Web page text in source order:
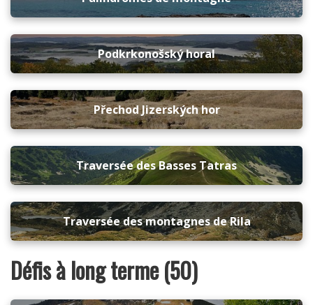
Podkrkonošský horal
Přechod Jizerských hor
Traversée des Basses Tatras
Traversée des montagnes de Rila
Défis à long terme (50)